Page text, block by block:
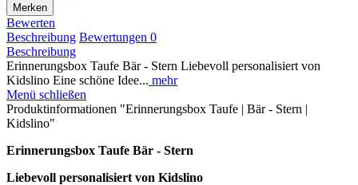
Merken
Bewerten
Beschreibung Bewertungen 0
Beschreibung
Erinnerungsbox Taufe Bär - Stern Liebevoll personalisiert von
Kidslino Eine schöne Idee... mehr
Menü schließen
Produktinformationen "Erinnerungsbox Taufe | Bär - Stern |
Kidslino"
Erinnerungsbox Taufe Bär - Stern
Liebevoll personalisiert von Kidslino